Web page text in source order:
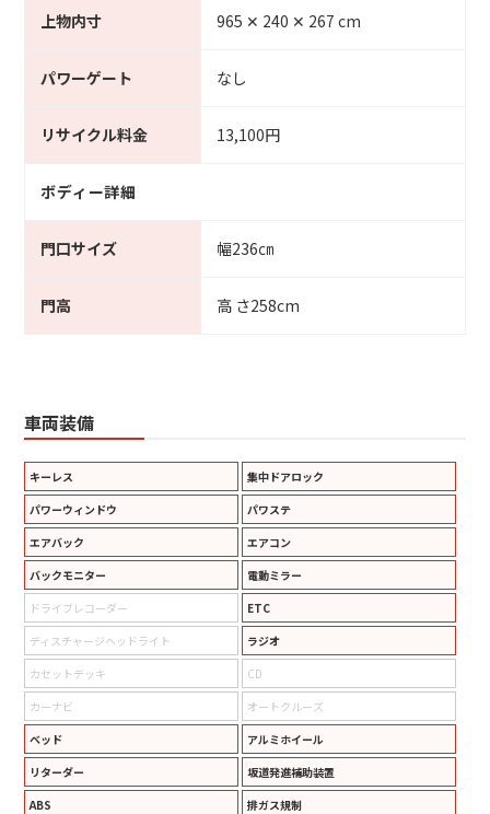
上物内寸 965 ✕ 240 ✕ 267 cm
パワーゲート なし
リサイクル料金 13,100円
ボディー詳細
門口サイズ 幅236㎝
門高 高 さ258cm
車両装備
キーレス
集中ドアロック
パワーウィンドウ
パワステ
エアバック
エアコン
バックモニター
電動ミラー
ドライブレコーダー
ETC
ディスチャージヘッドライト
ラジオ
カセットデッキ
CD
カーナビ
オートクルーズ
ベッド
アルミホイール
リターダー
坂道発進補助装置
ABS
排ガス規制